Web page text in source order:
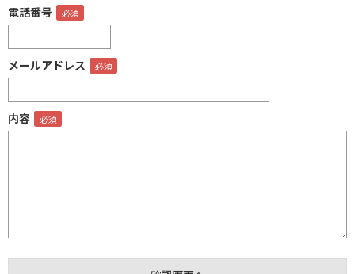
電話番号
メールアドレス
内容